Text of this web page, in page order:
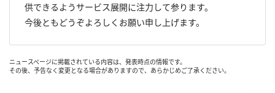
供できるようサービス展開に注力して参ります。
今後ともどうぞよろしくお願い申し上げます。
ニュースページに掲載されている内容は、発表時点の情報です。
その後、予告なく変更となる場合がありますので、あらかじめご了承ください。